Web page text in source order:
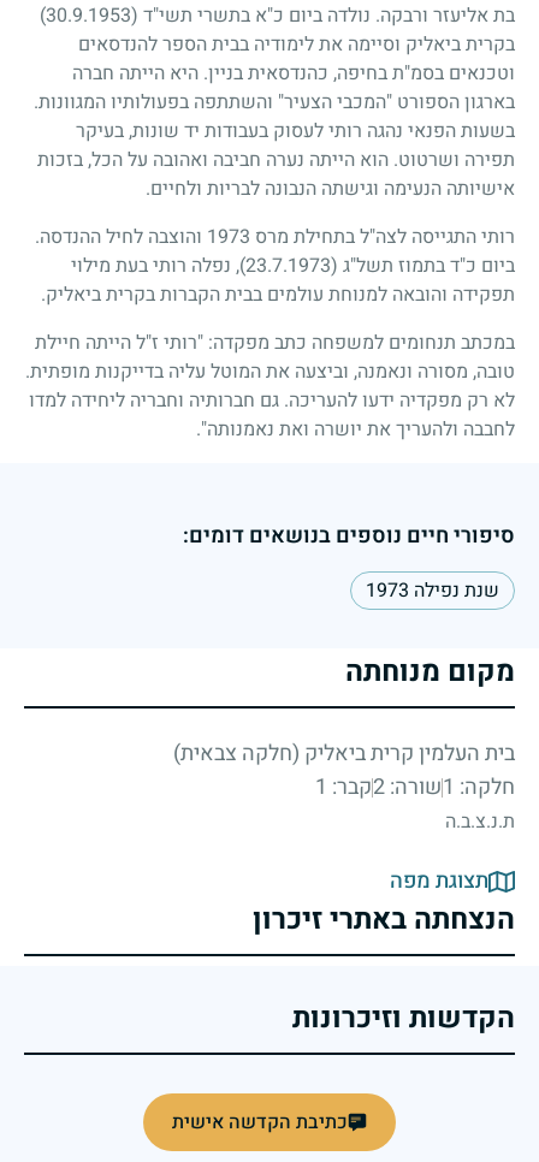
בת אליעזר ורבקה. נולדה ביום כ"א בתשרי תשי"ד (30.9.1953)
בקרית ביאליק וסיימה את לימודיה בבית הספר להנדסאים
וטכנאים בסמ"ת בחיפה, כהנדסאית בניין. היא הייתה חברה
בארגון הספורט "המכבי הצעיר" והשתתפה בפעולותיו המגוונות.
בשעות הפנאי נהגה רותי לעסוק בעבודות יד שונות, בעיקר
תפירה ושרטוט. הוא הייתה נערה חביבה ואהובה על הכל, בזכות
אישיותה הנעימה וגישתה הנבונה לבריות ולחיים.
רותי התגייסה לצה"ל בתחילת מרס 1973 והוצבה לחיל ההנדסה.
ביום כ"ד בתמוז תשל"ג (23.7.1973)
, נפלה רותי בעת מילוי
תפקידה והובאה למנוחת עולמים בבית הקברות בקרית ביאליק.
במכתב תנחומים למשפחה כתב מפקדה: "רותי ז"ל הייתה חיילת
טובה, מסורה ונאמנה, וביצעה את המוטל עליה בדייקנות מופתית.
לא רק מפקדיה ידעו להעריכה. גם חברותיה וחבריה ליחידה למדו
לחבבה ולהעריך את יושרה ואת נאמנותה".
סיפורי חיים נוספים בנושאים דומים:
שנת נפילה 1973
מקום מנוחתה
בית העלמין קרית ביאליק (חלקה צבאית)
חלקה: 1
שורה: 2 קבר: 1
ת.נ.צ.ב.ה
תצוגת מפה
הנצחתה באתרי זיכרון
הקדשות וזיכרונות
כתיבת הקדשה אישית